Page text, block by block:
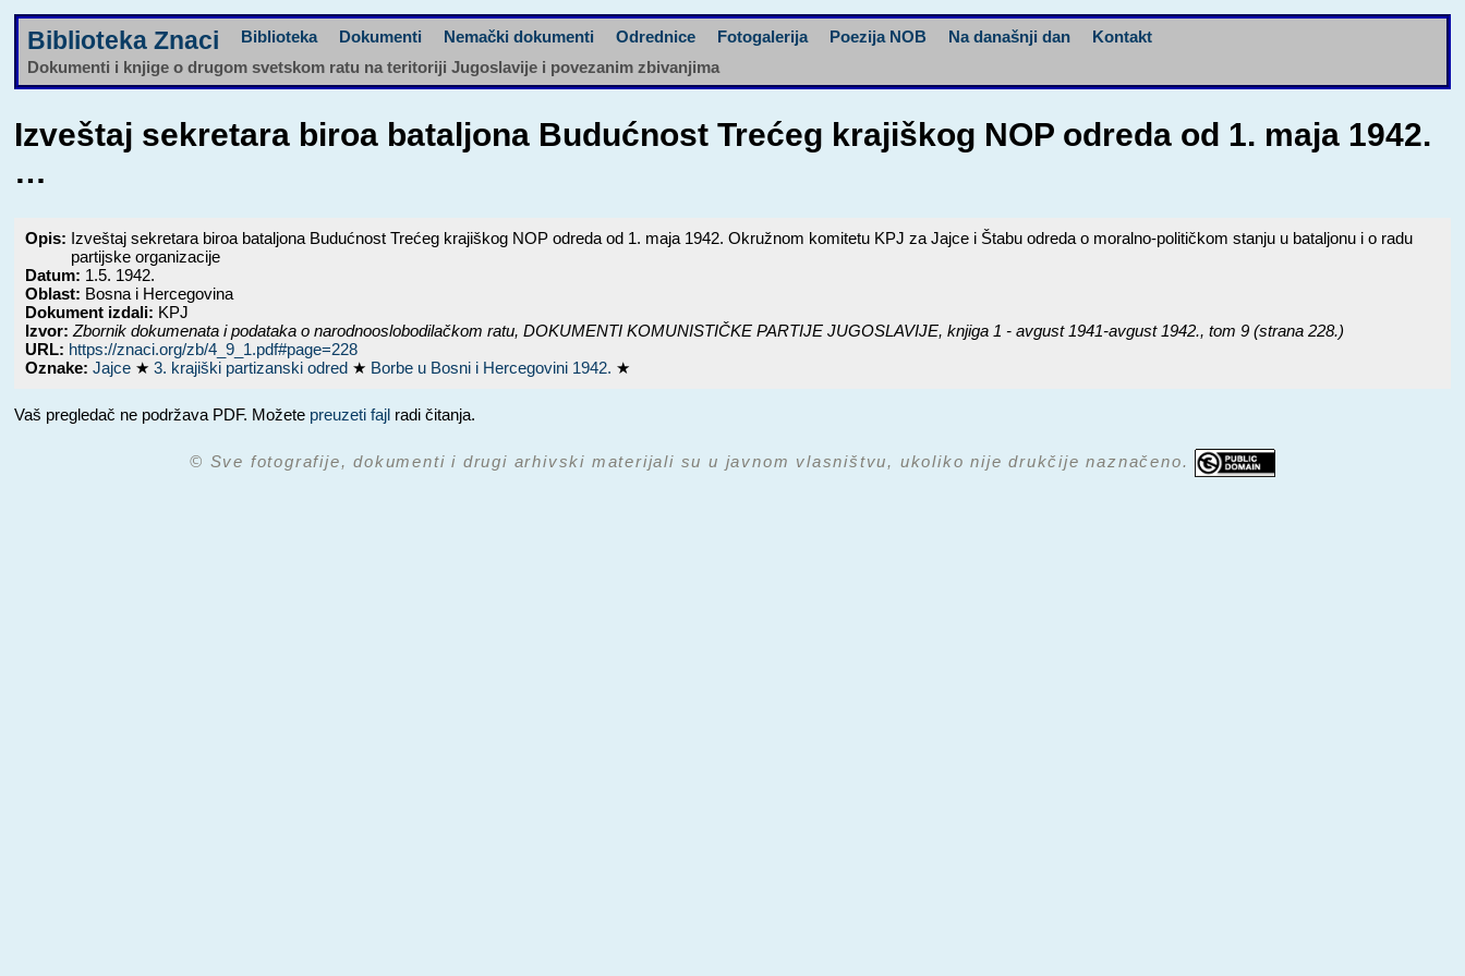
Biblioteka Znaci Biblioteka Dokumenti Nemački dokumenti Odrednice Fotogalerija Poezija NOB Na današnji dan
Kontakt
Dokumenti i knjige o drugom svetskom ratu na teritoriji Jugoslavije i povezanim zbivanjima
Izveštaj sekretara biroa bataljona Budućnost Trećeg krajiškog NOP odreda od 1. maja 1942.
…
Opis: Izveštaj sekretara biroa bataljona Budućnost Trećeg krajiškog NOP odreda od 1. maja 1942. Okružnom komitetu KPJ za Jajce i Štabu odreda o moralno-političkom stanju u bataljonu i o radu
partijske organizacije
Datum: 1.5. 1942.
Oblast: Bosna i Hercegovina
Dokument izdali: KPJ
Izvor: Zbornik dokumenata i podataka o narodnooslobodilačkom ratu,DOKUMENTI KOMUNISTIČKE PARTIJE JUGOSLAVIJE, knjiga 1 - avgust 1941-avgust 1942., tom 9 (strana 228.)
URL: https://znaci.org/zb/4_9_1.pdf#page=228
Oznake:Jajce ★3. krajiški partizanski odred ★ Borbe u Bosni i Hercegovini 1942. ★
Vaš pregledač ne podržava PDF. Možete preuzeti fajl radi čitanja.
© Sve fotografije, dokumenti i drugi arhivski materijali su u javnom vlasništvu, ukoliko nije drukčije naznačeno.